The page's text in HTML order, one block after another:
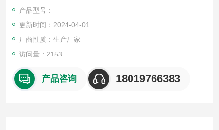
3.振动波形：正弦波（半波/全波）
4.振动方向：垂直（上下）/水平（左右）
产品型号：
更新时间：2024-04-01
厂商性质：生产厂家
访问量：2153
产品咨询 18019766383